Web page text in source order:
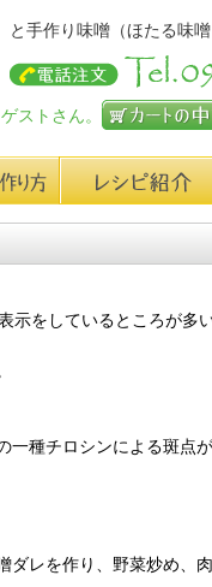
手作り味噌（ほたる味
ストさん。
をしているところが多い
一種チロシンによる斑点
レを作り、野菜炒め、